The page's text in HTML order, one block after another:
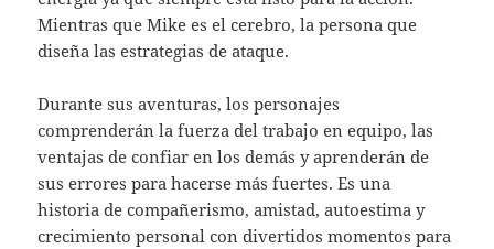
Mientras que Mike es el cerebro, la persona que
diseña las estrategias de ataque.
Durante sus aventuras, los personajes
comprenderán la fuerza del trabajo en equipo, las
ventajas de confiar en los demás y aprenderán de
sus errores para hacerse más fuertes. Es una
historia de compañerismo, amistad, autoestima y
crecimiento personal con divertidos momentos para